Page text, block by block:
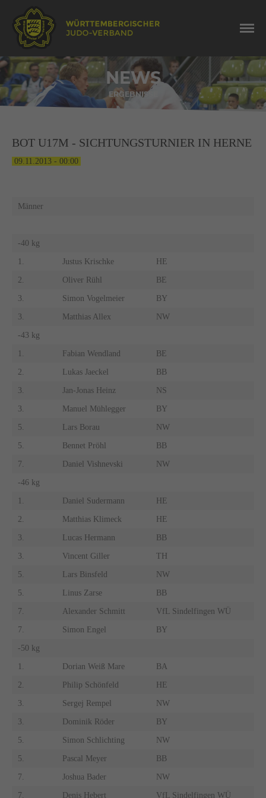
NEWS
ERGEBNISSE
BOT U17M - SICHTUNGSTURNIER IN HERNE
09.11.2013 - 00:00
Männer
-40 kg
1. Justus Krischke HE
2. Oliver Rühl BE
3. Simon Vogelmeier BY
3. Matthias Allex NW
-43 kg
1. Fabian Wendland BE
2. Lukas Jaeckel BB
3. Jan-Jonas Heinz NS
3. Manuel Mühlegger BY
5. Lars Borau NW
5. Bennet Pröhl BB
7. Daniel Vishnevski NW
-46 kg
1. Daniel Sudermann HE
2. Matthias Klimeck HE
3. Lucas Hermann BB
3. Vincent Giller TH
5. Lars Binsfeld NW
5. Linus Zarse BB
7. Alexander Schmitt VfL Sindelfingen WÜ
7. Simon Engel BY
-50 kg
1. Dorian Weiß Mare BA
2. Philip Schönfeld HE
3. Sergej Rempel NW
3. Dominik Röder BY
5. Simon Schlichting NW
5. Pascal Meyer BB
7. Joshua Bader NW
7. Denis Hebert VfL Sindelfingen WÜ